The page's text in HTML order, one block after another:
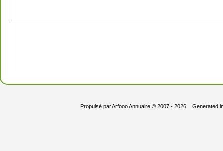
Propulsé parArfooo Annuaire© 2007 - 2026 Generated